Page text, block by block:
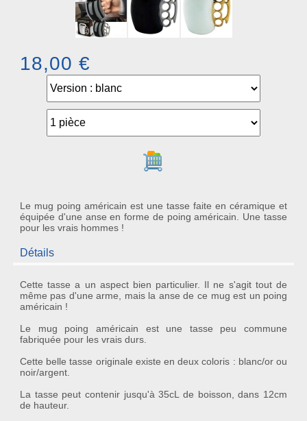
18,00 €
Ajouter au panier
Le mug poing américain est une tasse faite en céramique et
équipée d'une anse en forme de poing américain. Une tasse
pour les vrais hommes !
Détails
Cettetasse a un aspect bien particulier. Il ne s'agit tout de
même pas d'une arme, mais la anse de ce mug est un poing
américain !
Le mug poing américain est une tasse peu commune
fabriquée pour les vrais durs.
Cette belletasse originale existe en deux coloris : blanc/or ou
noir/argent.
La tasse peut contenir jusqu'à 35cL de boisson, dans 12cm
de hauteur.